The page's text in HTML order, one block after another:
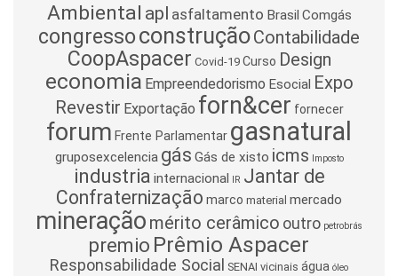
Ambiental apl asfaltamento Brasil Comgás
congressoconstruçãoContabilidade
CoopAspacer Covid-19 Curso Design
economia Empreendedorismo Esocial Expo
Revestir Exportação forn&cer fornecer
forum Frente Parlamentar gasnatural
gruposexcelencia gás Gás de xisto icms Imposto
industria internacional IR Jantar de
Confraternização marco material mercado
mineração mérito cerâmico outro petrobrás
premio Prêmio Aspacer
Responsabilidade Social SENAI vicinais água óleo